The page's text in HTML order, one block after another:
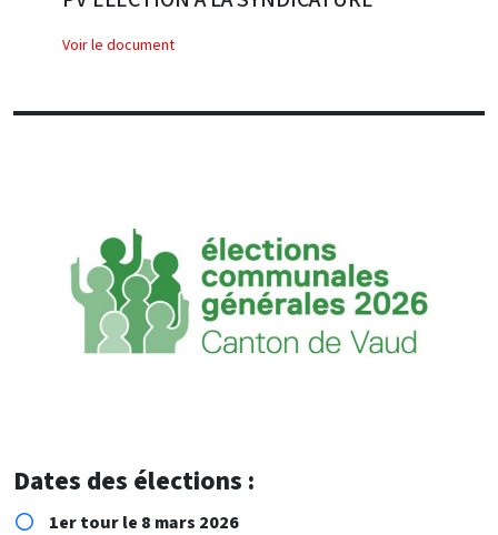
Voir le document
Dates des élections :
1er tour le 8 mars 2026